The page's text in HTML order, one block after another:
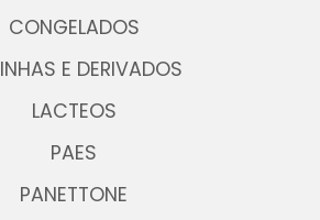
CONGELADOS
E DERIVADOS
LACTEOS
PAES
PANETTONE